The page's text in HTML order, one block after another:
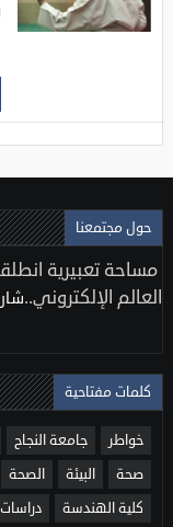
حول مجتمعنا
مساحة تعبيرية
العالم الإلكتروني..
كلمات مفتاحية
خواطر جامعة النجاح
صحة
البيئة الصحة
كلية الهندسة
دراسات